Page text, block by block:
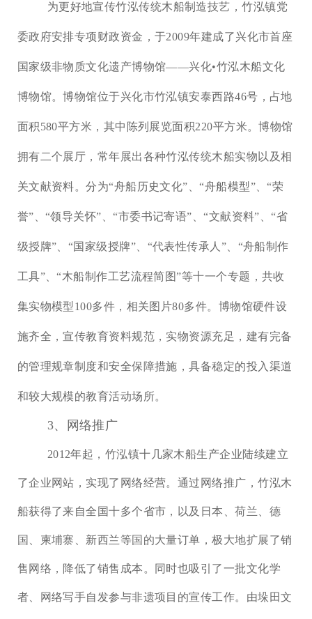
为更好地宣传竹泓传统木船制造技艺，竹泓镇党
委政府安排专项财政资金，于2009年建成了兴化市首座
国家级非物质文化遗产博物馆——兴化•竹泓木船文化
博物馆。博物馆位于兴化市竹泓镇安泰西路46号，占地
面积580平方米，其中陈列展览面积220平方米。博物馆
拥有二个展厅，常年展出各种竹泓传统木船实物以及相
关文献资料。分为“舟船历史文化” 、“舟船模型” 、“荣
誉” “领导关怀” 、“市委书记寄语” 、“文献资料” 、“省
级授牌” “国家级授牌” “代表性传承人 ” “舟船制作
工具”、“木船制作工艺流程简图”等十一个专题，共收
集实物模型100多件，相关图片80多件。博物馆硬件设
施齐全，宣传教育资料规范，实物资源充足，建有完备
的管理规章制度和安全保障措施，具备稳定的投入渠道
和较大规模的教育活动场所。
3、网络推广
2012年起，竹泓镇十几家木船生产企业陆续建立
了企业网站，实现了网络经营。通过网络推广，竹泓木
船获得了来自全国十多个省市，以及日本、荷兰、德
国、柬埔寨、新西兰等国的大量订单，极大地扩展了销
售网络，降低了销售成本。同时也吸引了一批文化学
者、网络写手自发参与非遗项目的宣传工作。由垛田文